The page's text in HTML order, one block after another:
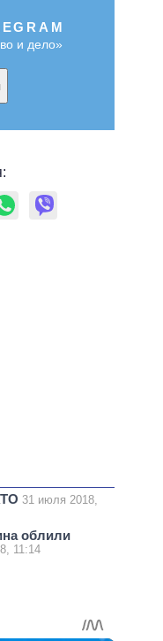
и дело»
31 июля 2018,
облили
11:14